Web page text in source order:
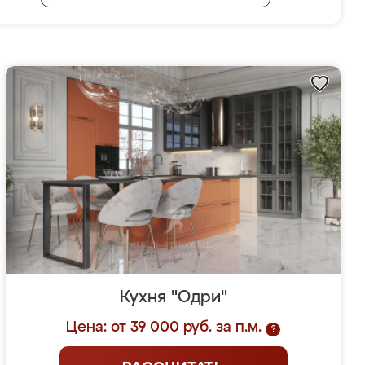
Кухня "Одри"
Цена: от 39 000 руб. за п.м. ?